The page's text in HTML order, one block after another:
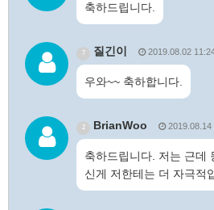
축하드립니다.
7 질긴이 2019.08.02
우와~~ 축하합니다.
2 BrianWoo 2019.08.14
축하드립니다. 저는 근데
신게 저한테는 더 자극적